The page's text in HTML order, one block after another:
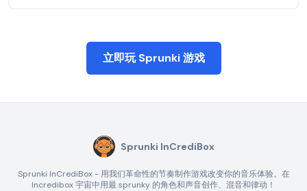
立即玩 Sprunki 游戏
Sprunki InCrediBox
Sprunki InCrediBox - 用我们革命性的节奏制作游戏改变你的音乐体验。在
Incredibox 宇宙中用最 sprunky 的角色和声音创作、混音和律动！